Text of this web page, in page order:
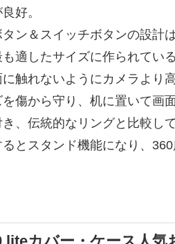
好。
ン＆スイッチボタンの設計
適したサイズに作られている
触れないようにカメラより
傷から守り、机に置いて画
、伝統的なリングと比較し
とスタンド機能になり、360